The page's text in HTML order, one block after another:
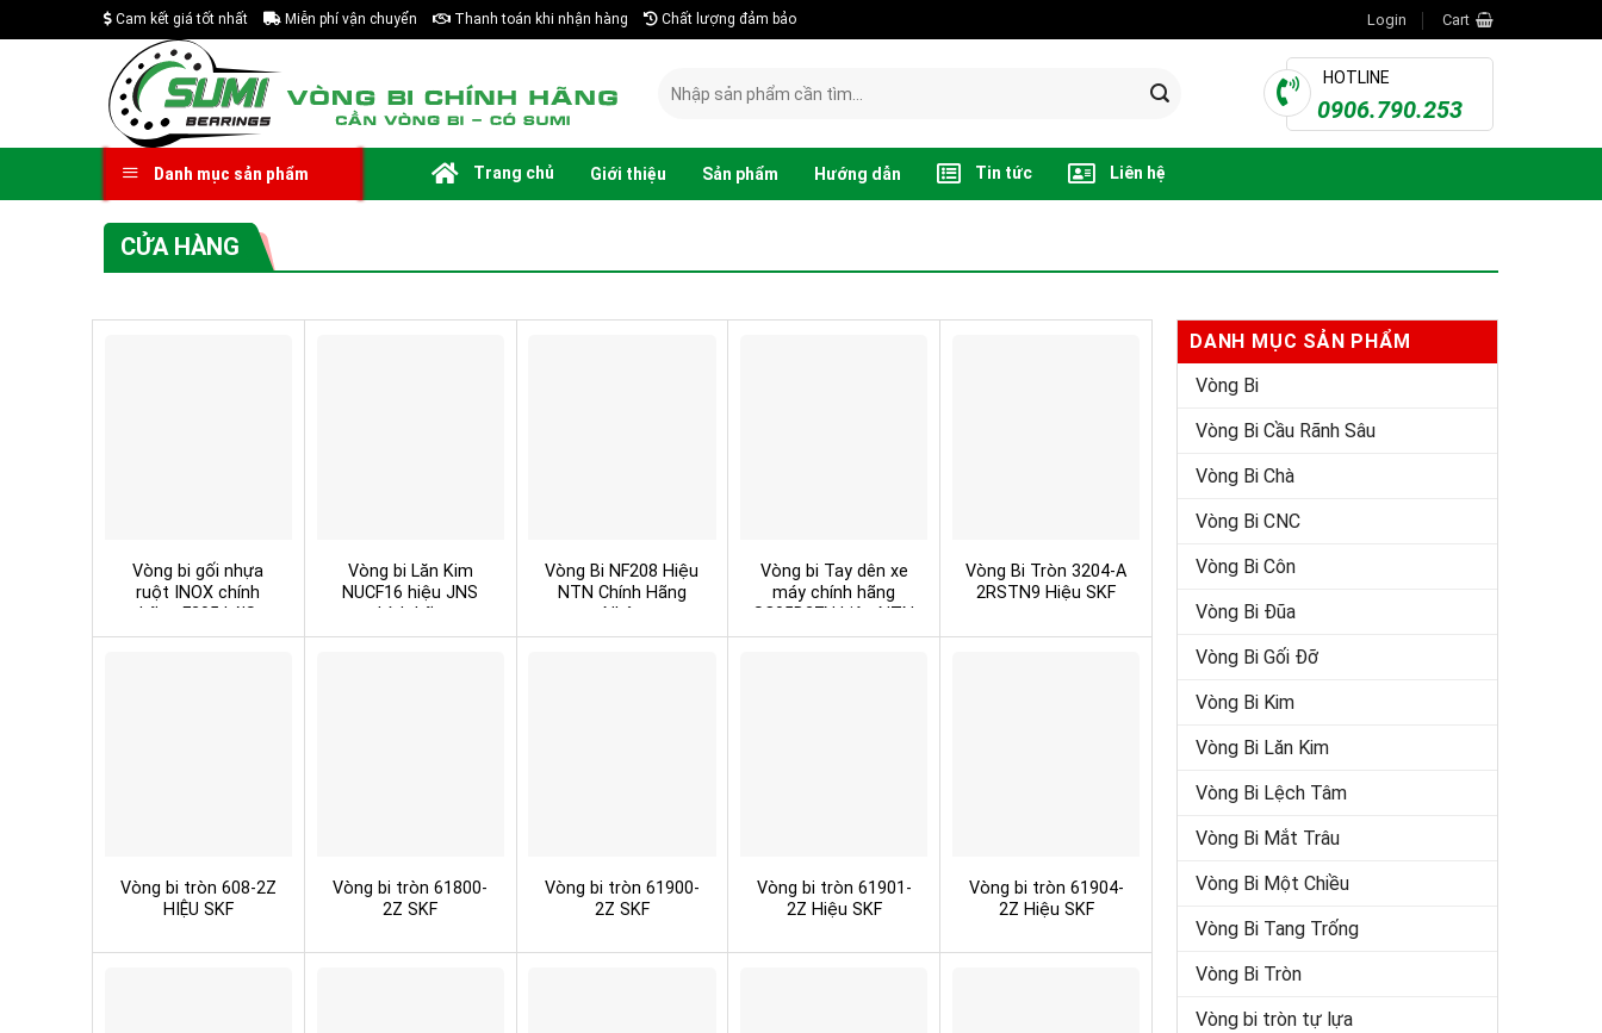
to
Cam kết giá tốt nhất Miễn phí vận chuyển Thanh toán khi nhận hàng Chất lượng đảm bảo Login Cart
for:
HOTLINE
0906.790.253
Danh mục sản phẩm Trang chủ Giới thiệu Sản phẩm Hướng dẫn Tin tức Liên hệ
CỬA HÀNG
Vòng bi gối nhựa
ruột INOX chính
hãng F205 LA’S
Vòng bi Lăn Kim
NUCF16 hiệu JNS
chính hãng
Vòng Bi NF208 Hiệu
NTN Chính Hãng
Nhật
Vòng bi Tay dên xe
máy chính hãng
SC05B27N hiệu NTN
Vòng Bi Tròn 3204-A
2RSTN9 Hiệu SKF
Vòng bi tròn 608-2Z
HIỆU SKF
Vòng bi tròn 61800-
2Z SKF
Vòng bi tròn 61900-
2Z SKF
Vòng bi tròn 61901-
2Z Hiệu SKF
Vòng bi tròn 61904-
2Z Hiệu SKF
DANH MỤC SẢN PHẨM
Vòng Bi
Vòng Bi Cầu Rãnh Sâu
Vòng Bi Chà
Vòng Bi CNC
Vòng Bi Côn
Vòng Bi Đũa
Vòng Bi Gối Đỡ
Vòng Bi Kim
Vòng Bi Lăn Kim
Vòng Bi Lệch Tâm
Vòng Bi Mắt Trâu
Vòng Bi Một Chiều
Vòng Bi Tang Trống
Vòng Bi Tròn
Vòng bi tròn tự lựa